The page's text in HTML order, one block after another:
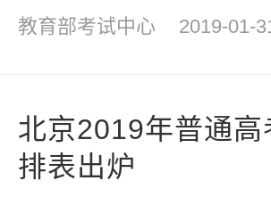
教育部考试中心 2019-01-
北京2019年普通
排表出炉